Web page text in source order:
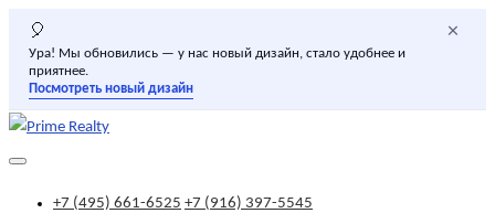
🎈
Ура! Мы обновились — у нас новый дизайн, стало удобнее и
приятнее.
Посмотреть новый дизайн
×
+7 (495) 661-6525 +7 (916) 397-5545